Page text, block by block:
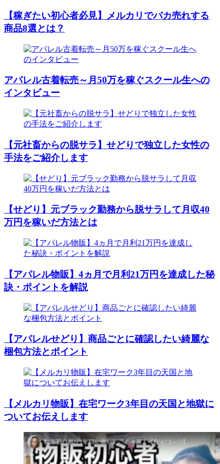
【稼ぎたい初心者必見】メルカリでバカ売れする
商品8選とは？
アパレル古着転売～月50万を稼ぐスクール生への
インタビュー
【元社畜からの脱サラ】せどりで独立した女性の
手法をご紹介します
【せどり】元ブラック勤務から脱サラして月収40
万円を稼いだ方法とは
【アパレル物販】4ヵ月で月利21万円を達成した秘
訣・ポイントを解説
【アパレルせどり】商品ごとに確認したい綺麗な
梱包方法とポイント
【メルカリ物販】在宅ワーク3年目の天国と地獄に
ついてお伝えします